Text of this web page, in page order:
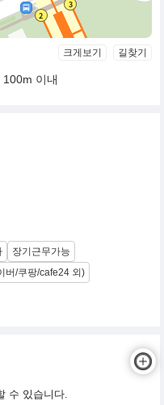
크게보기 길찾기
이내
장기근무가능
버/쿠팡/cafe24 외)
수 있습니다.